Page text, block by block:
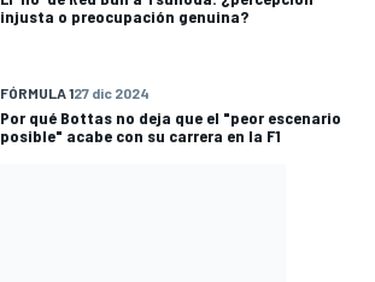
injusta o preocupación genuina?
FÓRMULA 127 dic 2024
Por qué Bottas no deja que el "peor escenario
posible" acabe con su carrera en la F1